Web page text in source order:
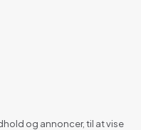
og annoncer, til at vise